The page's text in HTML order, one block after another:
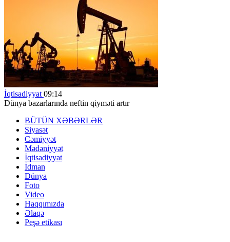
İqtisadiyyat 09:14
Dünya bazarlarında neftin qiyməti artır
BÜTÜN XƏBƏRLƏR
Siyasət
Cəmiyyət
Mədəniyyət
İqtisadiyyat
İdman
Dünya
Foto
Video
Haqqımızda
Əlaqə
Peşə etikası